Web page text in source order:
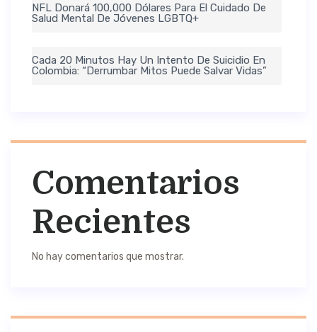
NFL Donará 100,000 Dólares Para El Cuidado De
Salud Mental De Jóvenes LGBTQ+
Cada 20 Minutos Hay Un Intento De Suicidio En
Colombia: “Derrumbar Mitos Puede Salvar Vidas”
Comentarios
Recientes
No hay comentarios que mostrar.